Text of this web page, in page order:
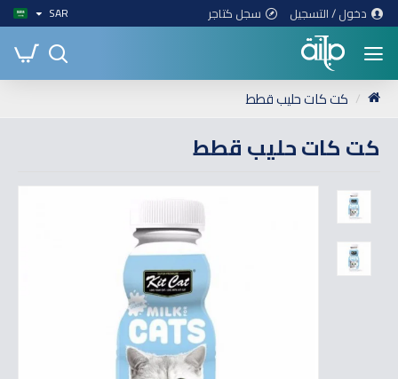
دخول / التسجيل سجل كتاجر SAR
كت كات حليب قطط
كت كات حليب قطط